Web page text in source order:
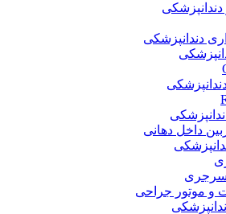
دندانپزشکی
دندانپزشکی
داخل دهانی
و موتور جراحی